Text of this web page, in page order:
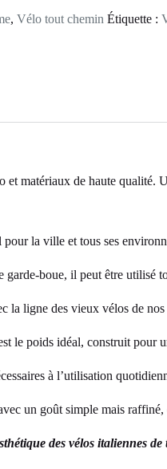
, Vélo tout chemin Étiquette :
matériaux de haute
la ville et tous ses
garde-boue, il peut être utilisé
la ligne des vieux vélos de nos
le poids idéal, construit pour
à l’utilisation
un goût simple mais raffiné,
des vélos italiennes de